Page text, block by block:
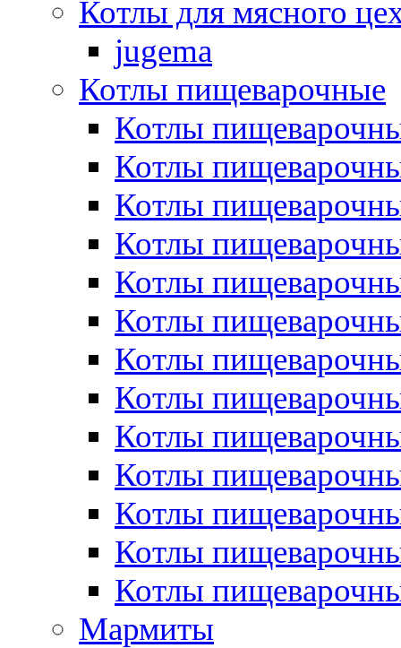
Котлы для мясного
jugema
Котлы пищеварочные
Котлы
Котлы
Котлы
Котлы
Котлы
Котлы
Котлы
Котлы
Котлы
Котлы
Котлы
Котлы
Котлы
Мармиты